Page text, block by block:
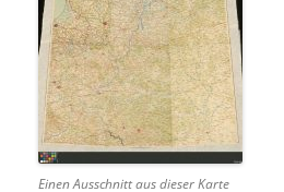
Einen Ausschnitt aus dieser Karte